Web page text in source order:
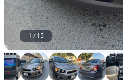
1/15